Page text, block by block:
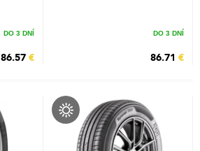
DO 3 DNÍ
86.57 €
DO 3 DNÍ
86.71 €